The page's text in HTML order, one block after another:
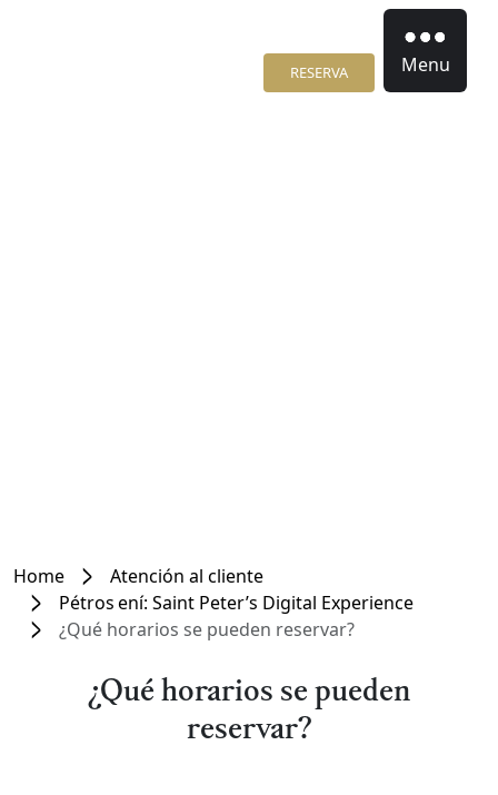
RESERVA Menu
Home
Atención al cliente
Pétros ení: Saint Peter’s Digital Experience
¿Qué horarios se pueden reservar?
¿Qué horarios se pueden
reservar?